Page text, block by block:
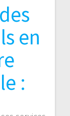
en
: